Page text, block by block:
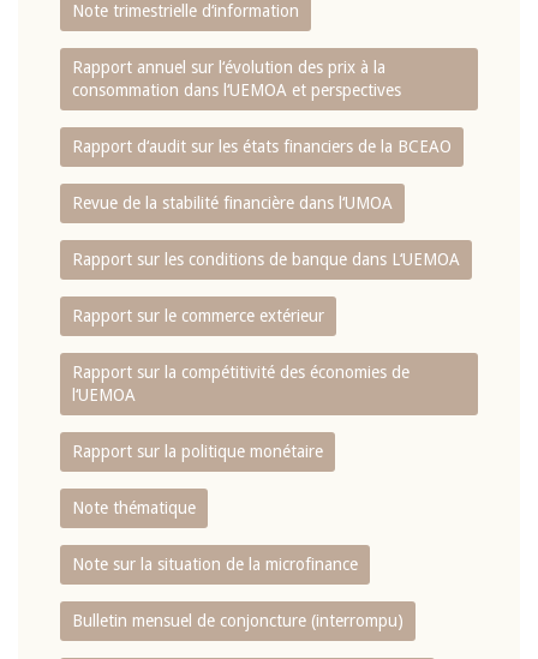
Note trimestrielle d‘information
Rapport annuel sur l‘évolution des prix à la
consommation dans l‘UEMOA et perspectives
Rapport d‘audit sur les états financiers de la BCEAO
Revue de la stabilité financière dans l‘UMOA
Rapport sur les conditions de banque dans L‘UEMOA
Rapport sur le commerce extérieur
Rapport sur la compétitivité des économies de
l‘UEMOA
Rapport sur la politique monétaire
Note thématique
Note sur la situation de la microfinance
Bulletin mensuel de conjoncture (interrompu)